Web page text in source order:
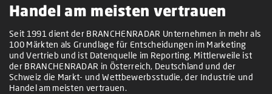
Handel am meisten vertrauen
Seit 1991 dient der BRANCHENRADAR Unternehmen in mehr als
100 Märkten als Grundlage für Entscheidungen im Marketing
und Vertrieb und ist Datenquelle im Reporting. Mittlerweile ist
der BRANCHENRADAR in Österreich, Deutschland und der
Schweiz die Markt- und Wettbewerbsstudie, der Industrie und
Handel am meisten vertrauen.